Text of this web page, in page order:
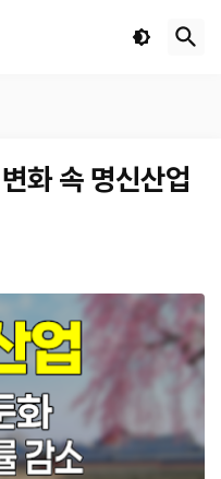
화 속 명신산업